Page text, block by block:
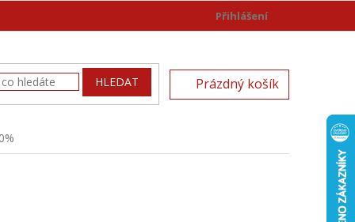
Přihlášení
HLEDAT
NÁKUPNÍ
KOŠÍK
Prázdný košík